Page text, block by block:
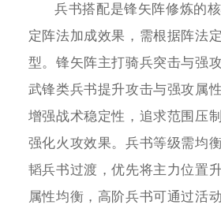
兵书搭配是锋矢阵修炼的
定阵法加成效果，需根据阵法
型。锋矢阵主打骑兵突击与强
武锋类兵书提升攻击与强攻属
增强战术稳定性，追求范围压
强化火攻效果。兵书等级需均
韬兵书过渡，优先将主力位置
属性均衡，高阶兵书可通过活